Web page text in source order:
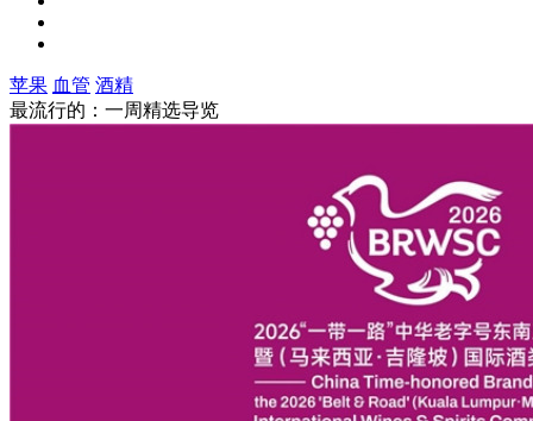
苹果 血管 酒精
最流行的：一周精选导览